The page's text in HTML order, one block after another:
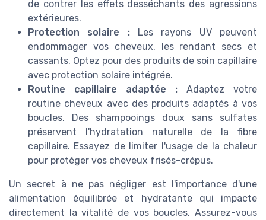
de contrer les effets desséchants des agressions
extérieures.
Protection solaire :Les rayons UV peuvent
endommager vos cheveux, les rendant secs et
cassants. Optez pour des produits de soin capillaire
avec protection solaire intégrée.
Routine capillaire adaptée : Adaptez votre
routine cheveux avec des produits adaptés à vos
boucles. Des shampooings doux sans sulfates
préservent l'hydratation naturelle de la fibre
capillaire. Essayez de limiter l'usage de la chaleur
pour protéger vos cheveux frisés-crépus.
Un secret à ne pas négliger est l'importance d'une
alimentation équilibrée et hydratante qui impacte
directement la vitalité de vos boucles. Assurez-vous